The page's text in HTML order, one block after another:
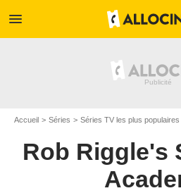
menu
Accueil Séries Séries TV les plus populaires
Rob Riggle's